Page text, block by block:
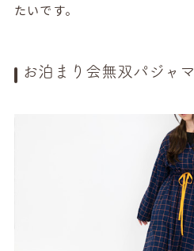
たいです。
お泊まり会無双パジャマ